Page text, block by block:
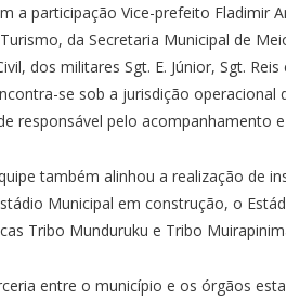
a participação Vice-prefeito Fladimir
da Secretaria Municipal de
dos militares Sgt. E. Júnior, Sgt.
se sob a jurisdição
responsável pelo acompanhamento
também alinhou a realização de
Municipal em construção, o
Tribo Munduruku e Tribo
entre o município e os órgãos